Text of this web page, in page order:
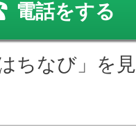
電話をする
ちなび」を